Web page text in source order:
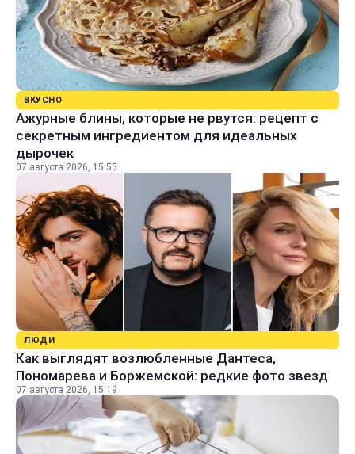
ВКУСНО
Ажурные блины, которые не рвутся: рецепт с
секретным ингредиентом для идеальных
дырочек
07 августа 2026, 15:55
ЛЮДИ
Как выглядят возлюбленные Дантеса,
Пономарева и Боржемской: редкие фото звезд
07 августа 2026, 15:19